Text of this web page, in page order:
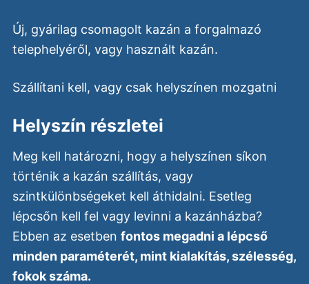
Új, gyárilag csomagolt kazán a forgalmazó
telephelyéről, vagy használt kazán.
Szállítani kell, vagy csak helyszínen mozgatni
Helyszín részletei
Meg kell határozni, hogy a helyszínen síkon
történik a kazán szállítás, vagy
szintkülönbségeket kell áthidalni. Esetleg
lépcsőn kell fel vagy levinni a kazánházba?
Ebben az esetben fontos megadni a lépcső
minden paraméterét, mint kialakítás, szélesség,
fokok száma.